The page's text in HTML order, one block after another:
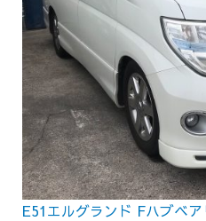
E51エルグランド Fハブベ